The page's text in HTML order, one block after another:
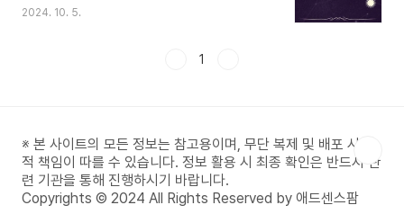
당신의 무의식에 깊이 자리 잡은 감정, 욕구, 혹은
라지며, 동물은 다양한 감정적 상태와 인생의 상황
는 감정적 반응에 따라 그 해석이 더욱 구체화될 수
있습니다.이 꿈이 무엇을 의미하는지 궁금하신가
요? 다른 꿈 해몽과 무료로 운세와 사주 정보를 더
확인해 보세요!..
2024. 10. 5.
1
※ 본 사이트의 모든 정보는 참고용이며, 무단 복제 및 배포 시 법
적 책임이 따를 수 있습니다. 정보 활용 시 최종 확인은 반드시 관
련 기관을 통해 진행하시기 바랍니다.
Copyrights © 2024 All Rights Reserved by 애드센스팜